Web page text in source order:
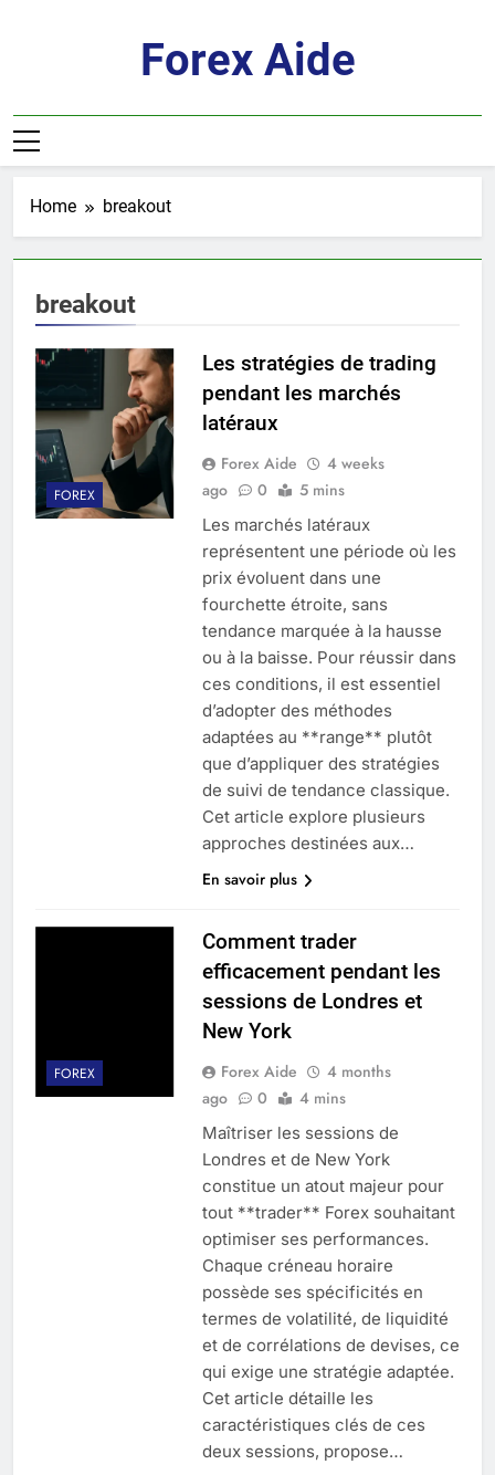
Forex Aide
Home breakout
breakout
FOREX
Les stratégies de trading
pendant les marchés
latéraux
Forex Aide
4 weeks
ago
0 5 mins
Les marchés latéraux
représentent une période où les
prix évoluent dans une
fourchette étroite, sans
tendance marquée à la hausse
ou à la baisse. Pour réussir dans
ces conditions, il est essentiel
d’adopter des méthodes
adaptées au **range** plutôt
que d’appliquer des stratégies
de suivi de tendance classique.
Cet article explore plusieurs
approches destinées aux…
En savoir plus
FOREX
Comment trader
efficacement pendant les
sessions de Londres et
New York
Forex Aide
4 months
ago
0 4 mins
Maîtriser les sessions de
Londres et de New York
constitue un atout majeur pour
tout **trader** Forex souhaitant
optimiser ses performances.
Chaque créneau horaire
possède ses spécificités en
termes de volatilité, de liquidité
et de corrélations de devises, ce
qui exige une stratégie adaptée.
Cet article détaille les
caractéristiques clés de ces
deux sessions, propose…